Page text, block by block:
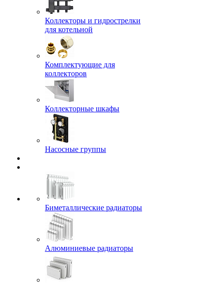
Коллекторы и гидрострелки
для котельной
Комплектующие для
коллекторов
Коллекторные шкафы
Насосные группы
Биметаллические радиаторы
Алюминиевые радиаторы